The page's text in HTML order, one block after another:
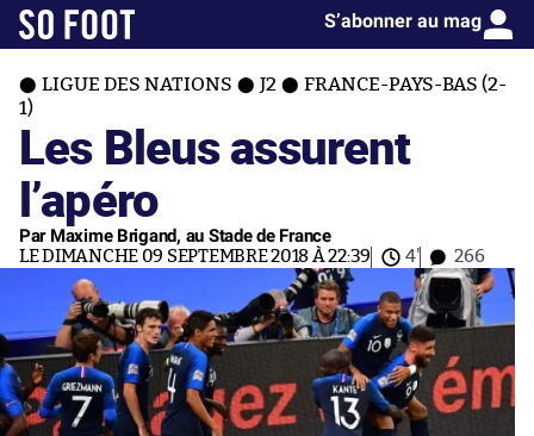
S’abonner au mag
LIGUE DES NATIONS J2
FRANCE-PAYS-BAS (2-
1)
Les Bleus assurent
l’apéro
Par Maxime Brigand, au Stade de France
LE DIMANCHE 09 SEPTEMBRE 2018 À 22:39 4' 266